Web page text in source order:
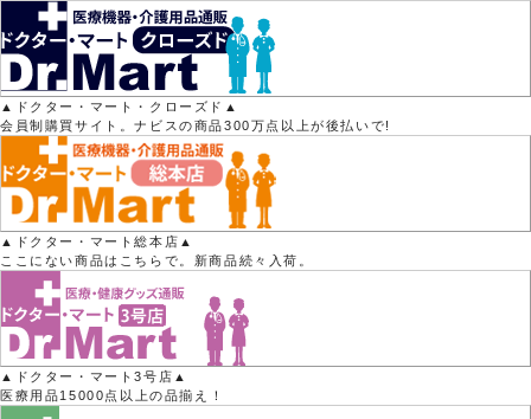
▲ドクター・マート・クローズド▲
会員制購買サイト。ナビスの商品300万点以上が後払いで!
▲ドクター・マート総本店▲
ここにない商品はこちらで。新商品続々入荷。
▲ドクター・マート3号店▲
医療用品15000点以上の品揃え！